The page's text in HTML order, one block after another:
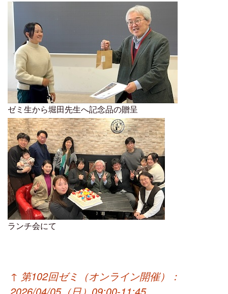
ゼミ生から堀田先生へ記念品の贈呈
ランチ会にて
投
稿
↑ 第102回ゼミ（オンライン開催）：